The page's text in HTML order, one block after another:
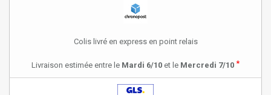
Colis livré en express en point relais
Livraison estimée entre le Mardi 6/10 et le Mercredi 7/10 *